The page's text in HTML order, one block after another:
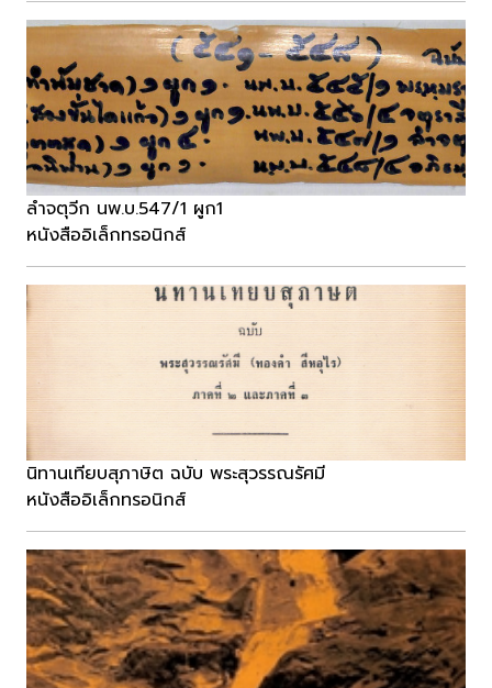
ลำจตุวีก นพ.บ.547/1 ผูก1
หนังสืออิเล็กทรอนิกส์
นิทานเทียบสุภาษิต ฉบับ พระสุวรรณรัศมี
หนังสืออิเล็กทรอนิกส์